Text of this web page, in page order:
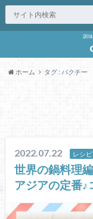
調
ホーム タグ : パクチー
2022.07.22 レシピ
世界の鍋料理
アジアの定番